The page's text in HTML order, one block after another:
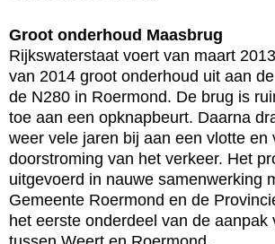
Groot onderhoud Maasbrug
Rijkswaterstaat voert van maart
van 2014 groot onderhoud uit aan
de N280 in Roermond. De brug is
toe aan een opknapbeurt. Daarna
weer vele jaren bij aan een vlotte en
doorstroming van het verkeer. Het
uitgevoerd in nauwe samenwerking
Gemeente Roermond en de
het eerste onderdeel van de aanpak